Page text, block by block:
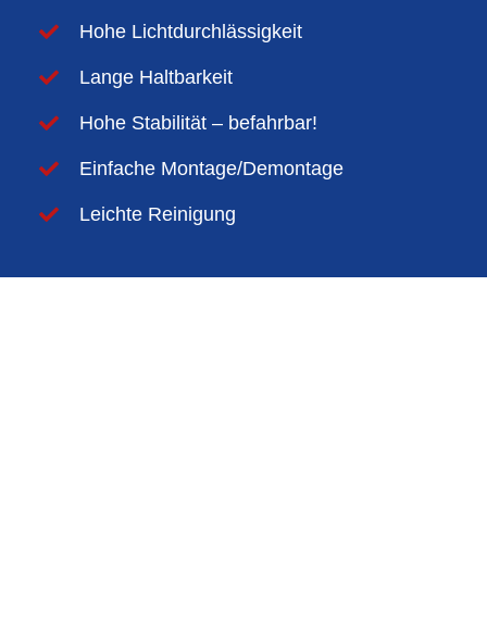
Hohe Lichtdurchlässigkeit
Lange Haltbarkeit
Hohe Stabilität – befahrbar!
Einfache Montage/Demontage
Leichte Reinigung